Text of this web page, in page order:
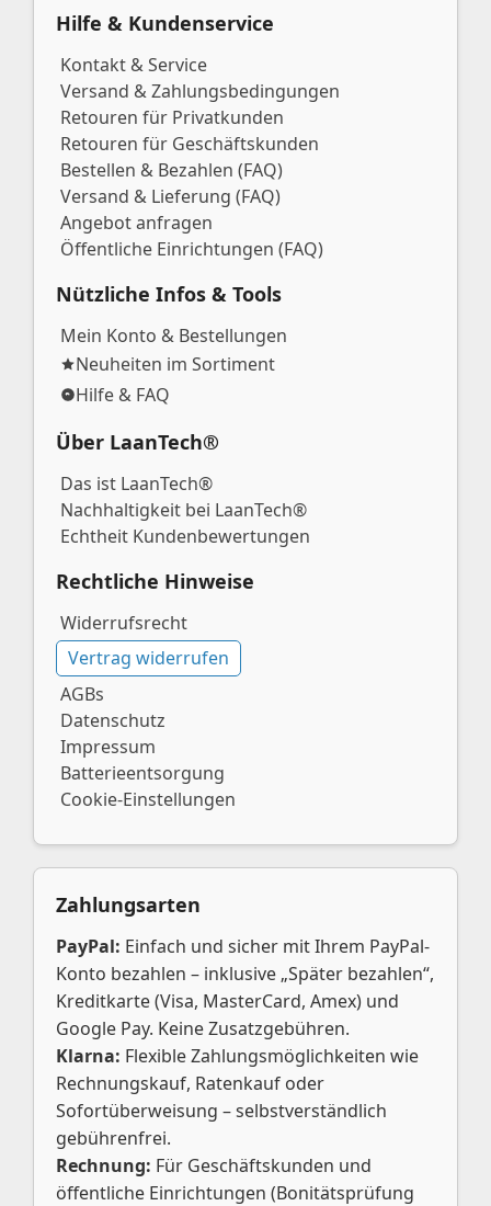
Hilfe & Kundenservice
Kontakt & Service
Versand & Zahlungsbedingungen
Retouren für Privatkunden
Retouren für Geschäftskunden
Bestellen & Bezahlen (FAQ)
Versand & Lieferung (FAQ)
Angebot anfragen
Öffentliche Einrichtungen (FAQ)
Nützliche Infos & Tools
Mein Konto & Bestellungen
Neuheiten im Sortiment
Hilfe & FAQ
Über LaanTech®
Das ist LaanTech®
Nachhaltigkeit bei LaanTech®
Echtheit Kundenbewertungen
Rechtliche Hinweise
Widerrufsrecht
Vertrag widerrufen
AGBs
Datenschutz
Impressum
Batterieentsorgung
Cookie-Einstellungen
Zahlungsarten
PayPal: Einfach und sicher mit Ihrem PayPal-
Konto bezahlen – inklusive „Später bezahlen“,
Kreditkarte (Visa, MasterCard, Amex) und
Google Pay. Keine Zusatzgebühren.
Klarna: Flexible Zahlungsmöglichkeiten wie
Rechnungskauf, Ratenkauf oder
Sofortüberweisung – selbstverständlich
gebührenfrei.
Rechnung: Für Geschäftskunden und
öffentliche Einrichtungen (Bonitätsprüfung